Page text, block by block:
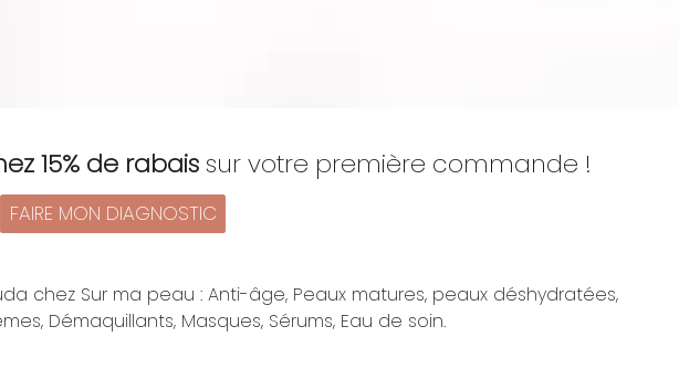
15% de rabaissur votre première commande !
FAIRE MON DIAGNOSTIC
chez Sur ma peau : Anti-âge, Peaux matures, peaux déshydratées,
Démaquillants, Masques, Sérums, Eau de soin.